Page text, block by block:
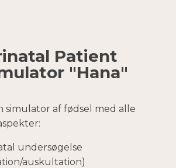
Patient
"Hana"
simulator af fødsel med alle
undersøgelse
auskultation)